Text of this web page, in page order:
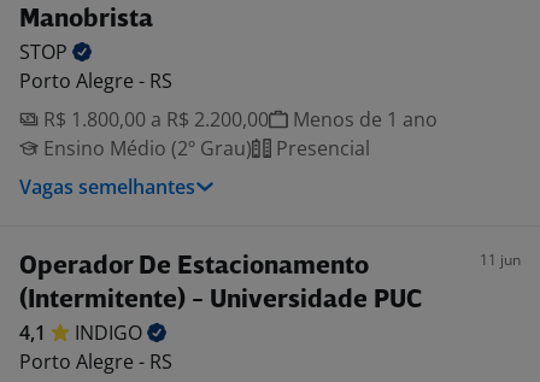
Manobrista
STOP
Porto Alegre - RS
R$ 1.800,00 a R$ 2.200,00
Menos de 1 ano
Ensino Médio (2º Grau)
Presencial
Vagas semelhantes
Operador De Estacionamento
(Intermitente) - Universidade PUC
11 jun
4,1
INDIGO
Porto Alegre - RS